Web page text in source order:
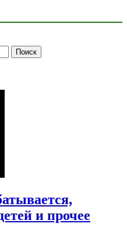
и прочее